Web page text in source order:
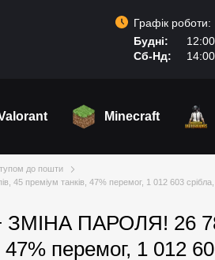
Графік роботи:
Будні:
Сб-Нд:
Minecraft
до пошти
танків, 47% перемог, 1 012 603 срібла,
ПАРОЛЯ! 26
47% перемог, 1 012